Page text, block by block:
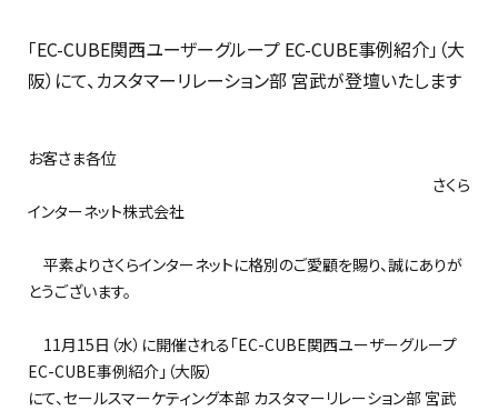
「EC-CUBE関西ユーザーグループ EC-CUBE事例紹介」（大
阪）にて、カスタマーリレーション部 宮武が登壇いたします
お客さま各位
さくら
インターネット株式会社
平素よりさくらインターネットに格別のご愛顧を賜り、誠にありが
とうございます。
11月15日（水）に開催される「EC-CUBE関西ユーザーグループ
EC-CUBE事例紹介」（大阪）
にて、セールスマーケティング本部 カスタマーリレーション部 宮武